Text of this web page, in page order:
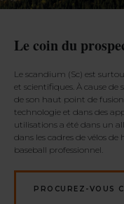
Le coin du
Le scandium (Sc) est
et scientifiques. À cause
de son haut point de
technologie et dans des
utilisations a été dans un
dans les cadres de vélos
baseball professionnel.
PROCUREZ-VOUS